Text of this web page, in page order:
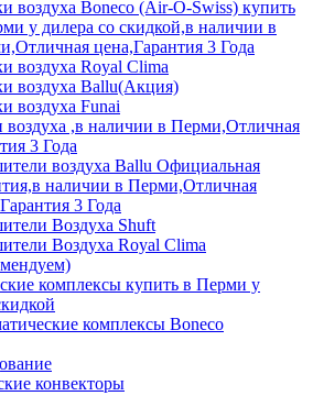
воздуха Boneco (Air-O-Swiss) купить
у дилера со скидкой,в наличии в
цена,Гарантия 3 Года
воздуха Royal Clima
воздуха Ballu(Акция)
воздуха Funai
,в наличии в Перми,Отличная
3 Года
воздуха Ballu Официальная
наличии в Перми,Отличная
3 Года
Воздуха Shuft
Воздуха Royal Clima
комплексы купить в Перми у
комплексы Boneсo
конвекторы